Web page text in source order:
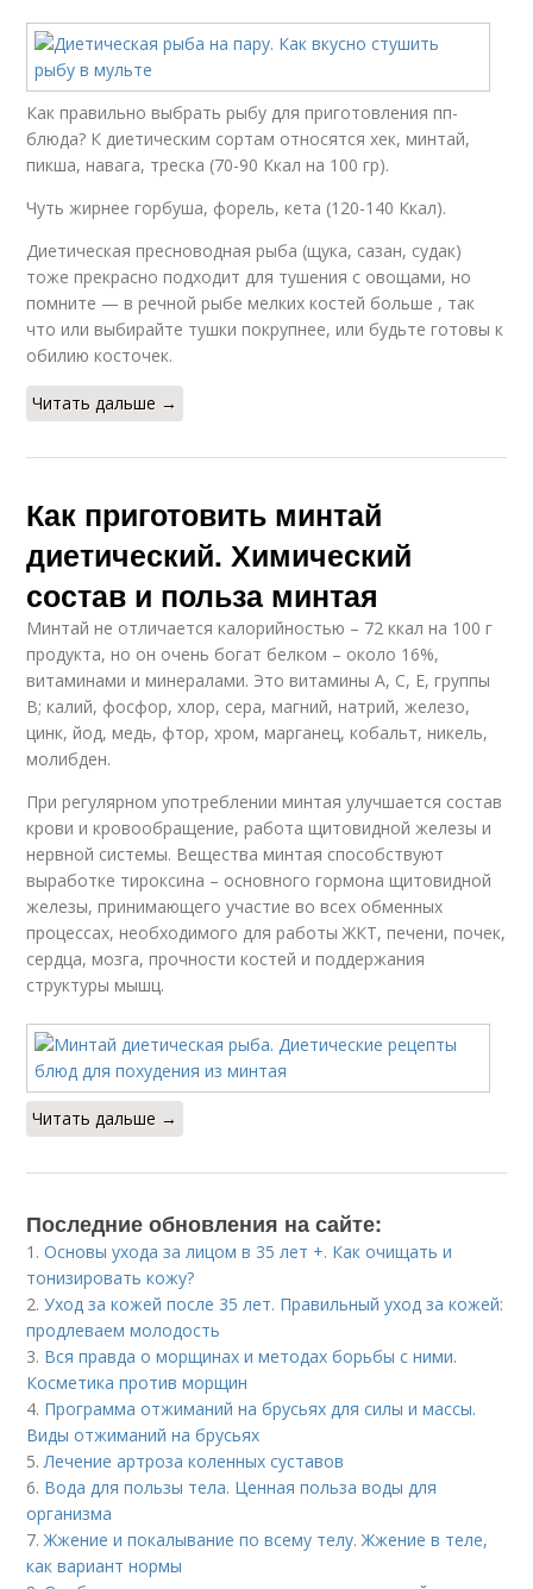
Как правильно выбрать рыбу для приготовления пп-
блюда? К диетическим сортам относятся хек, минтай,
пикша, навага, треска (70-90 Ккал на 100 гр).
Чуть жирнее горбуша, форель, кета (120-140 Ккал).
Диетическая пресноводная рыба (щука, сазан, судак)
тоже прекрасно подходит для тушения с овощами, но
помните — в речной рыбе мелких костей больше , так
что или выбирайте тушки покрупнее, или будьте готовы к
обилию косточек.
Читать дальше →
Как приготовить минтай
диетический. Химический
состав и польза минтая
Минтай не отличается калорийностью – 72 ккал на 100 г
продукта, но он очень богат белком – около 16%,
витаминами и минералами. Это витамины А, С, Е, группы
В; калий, фосфор, хлор, сера, магний, натрий, железо,
цинк, йод, медь, фтор, хром, марганец, кобальт, никель,
молибден.
При регулярном употреблении минтая улучшается состав
крови и кровообращение, работа щитовидной железы и
нервной системы. Вещества минтая способствуют
выработке тироксина – основного гормона щитовидной
железы, принимающего участие во всех обменных
процессах, необходимого для работы ЖКТ, печени, почек,
сердца, мозга, прочности костей и поддержания
структуры мышц.
Читать дальше →
Последние обновления на сайте:
1.Основы ухода за лицом в 35 лет +. Как очищать и
тонизировать кожу?
2.Уход за кожей после 35 лет. Правильный уход за кожей:
продлеваем молодость
3. Вся правда о морщинах и методах борьбы с ними.
Косметика против морщин
4. Программа отжиманий на брусьях для силы и массы.
Виды отжиманий на брусьях
5.Лечение артроза коленных суставов
6. Вода для пользы тела. Ценная польза воды для
организма
7.Жжение и покалывание по всему телу. Жжение в теле,
как вариант нормы